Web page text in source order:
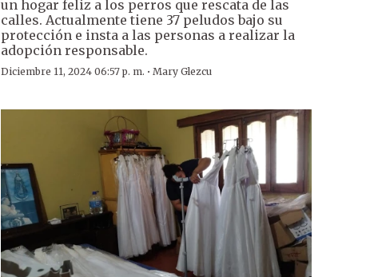
un hogar feliz a los perros que rescata de las
calles. Actualmente tiene 37 peludos bajo su
protección e insta a las personas a realizar la
adopción responsable.
Diciembre 11, 2024 06:57 p. m. · Mary Glezcu